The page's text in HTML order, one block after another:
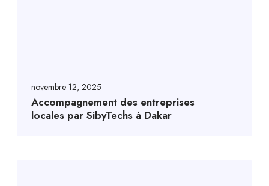
novembre 12, 2025
Accompagnement des entreprises
locales par SibyTechs à Dakar